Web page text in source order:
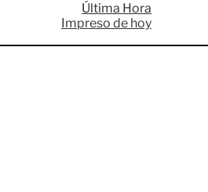
c
i
a
Última Hora
Impreso de hoy